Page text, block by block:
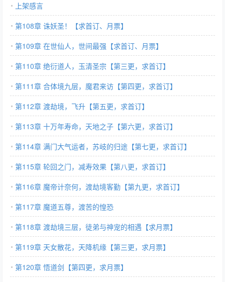
上架感言
第108章 诛妖圣！【求首订、月票】
第109章 在世仙人，世间最强【求首订、月票】
第110章 绝衍道人，玉清圣宗【第三更，求首订】
第111章 合体境九层，魔君来访【第四更，求首订】
第112章 渡劫境，飞升【第五更，求首订】
第113章 十万年寿命，天地之子【第六更，求首订】
第114章 满门大气运者，苏岐的归途【第七更，求首订】
第115章 轮回之门，减寿效果【第八更，求首订】
第116章 魔帝计奈何，渡劫境客勤【第九更，求首订】
第117章 魔道五尊，渡苦的惶恐
第118章 渡劫境三层，徒弟与神宠的相遇【求月票】
第119章 天女散花，天降机缘【第三更，求月票】
第120章 悟道剑【第四更，求月票】